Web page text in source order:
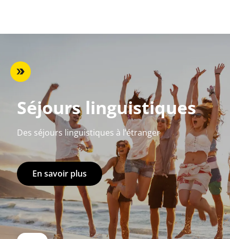
Séjours linguistiques
Des séjours linguistiques à l’étranger
En savoir plus